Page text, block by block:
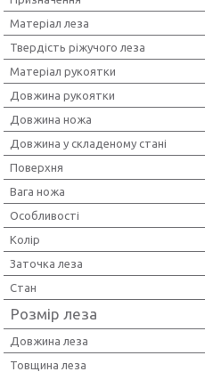
Матеріал леза
Твердість ріжучого леза
Матеріал рукоятки
Довжина рукоятки
Довжина ножа
Довжина у складеному стані
Поверхня
Вага ножа
Особливості
Колір
Заточка леза
Стан
Розмір леза
Довжина леза
Товщина леза